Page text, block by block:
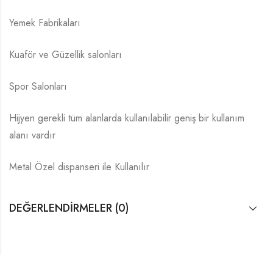
Yemek Fabrikaları
Kuaför ve Güzellik salonları
Spor Salonları
Hijyen gerekli tüm alanlarda kullanılabilir geniş bir kullanım
alanı vardır
Metal Özel dispanseri ile Kullanılır
DEĞERLENDIRMELER (0)